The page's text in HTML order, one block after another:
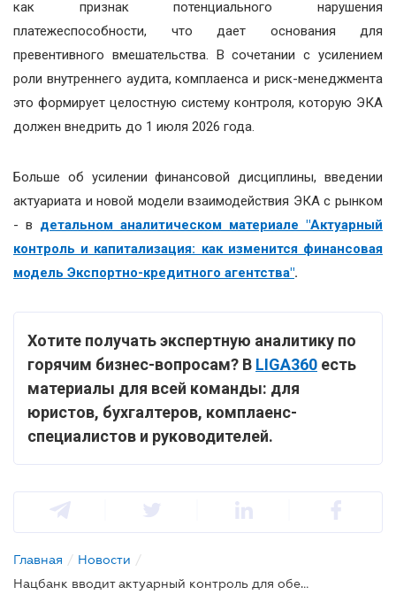
как признак потенциального нарушения
платежеспособности, что дает основания для
превентивного вмешательства. В сочетании с усилением
роли внутреннего аудита, комплаенса и риск-менеджмента
это формирует целостную систему контроля, которую ЭКА
должен внедрить до 1 июля 2026 года.
Больше об усилении финансовой дисциплины, введении
актуариата и новой модели взаимодействия ЭКА с рынком
- в детальном аналитическом материале "Актуарный
контроль и капитализация: как изменится финансовая
модель Экспортно-кредитного агентства".
Хотите получать экспертную аналитику по
горячим бизнес-вопросам? В LIGA360 есть
материалы для всей команды: для
юристов, бухгалтеров, комплаенс-
специалистов и руководителей.
Главная / Новости /
Нацбанк вводит актуарный контроль для обеспечения стойкости Экспортно-кредитного агентства